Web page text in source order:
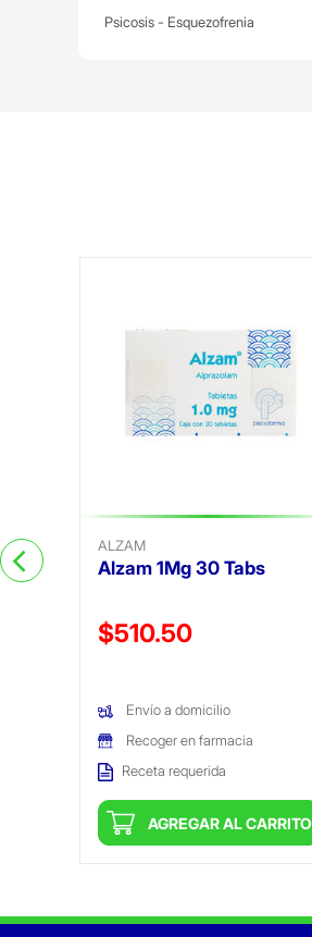
Psicosis - Esquezofrenia
ALZAM
Alzam 1Mg 30 Tabs
Precio reducido de
$510.50
Envío a domicilio
Recoger en farmacia
Receta requerida
AGREGAR AL CARRITO